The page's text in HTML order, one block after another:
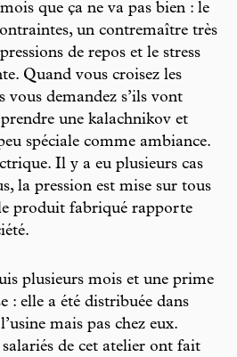
que ça ne va pas bien : le
un contremaître très
de repos et le stress
Quand vous croisez les
vous demandez s’ils vont
une kalachnikov et
spéciale comme ambiance.
Il y a eu plusieurs cas
la pression est mise sur tous
produit fabriqué rapporte
plusieurs mois et une prime
: elle a été distribuée dans
mais pas chez eux.
de cet atelier ont fait